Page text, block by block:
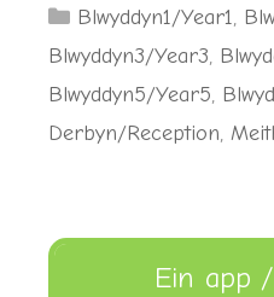
Categories
Blwyddyn1/Year1,
Blwyddyn3/Year3,
Blwyddyn5/Year5,
Derbyn/Reception,
Ein app